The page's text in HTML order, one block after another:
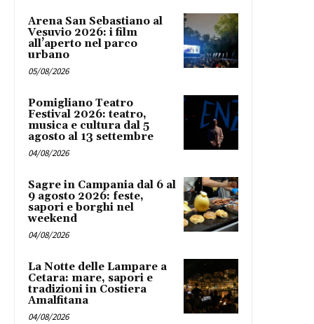
Arena San Sebastiano al
Vesuvio 2026: i film
all’aperto nel parco
urbano
05/08/2026
Pomigliano Teatro
Festival 2026: teatro,
musica e cultura dal 5
agosto al 13 settembre
04/08/2026
Sagre in Campania dal 6 al
9 agosto 2026: feste,
sapori e borghi nel
weekend
04/08/2026
La Notte delle Lampare a
Cetara: mare, sapori e
tradizioni in Costiera
Amalfitana
04/08/2026